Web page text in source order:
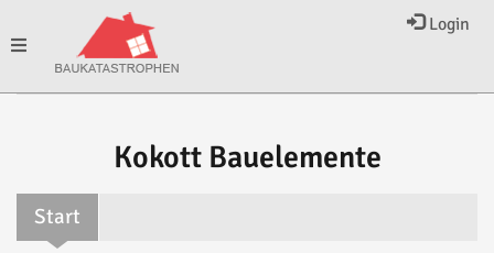
Login
Toggle
Kokott Bauelemente
Start